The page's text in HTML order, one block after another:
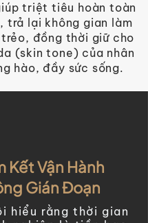
triệt tiêu hoàn toàn
trả lại không gian làm
đồng thời giữ cho
(skin tone) của nhân
hào, đầy sức sống.
Kết Vận Hành
Gián Đoạn
hiểu rằng thời gian